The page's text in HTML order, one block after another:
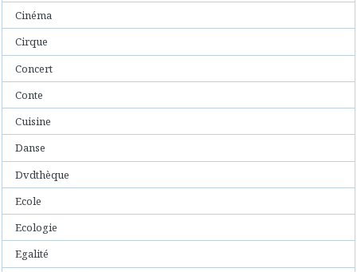
Cinéma
Cirque
Concert
Conte
Cuisine
Danse
Dvdthèque
Ecole
Ecologie
Egalité